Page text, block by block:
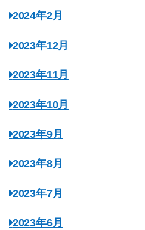
2024年2月
2023年12月
2023年11月
2023年10月
2023年9月
2023年8月
2023年7月
2023年6月